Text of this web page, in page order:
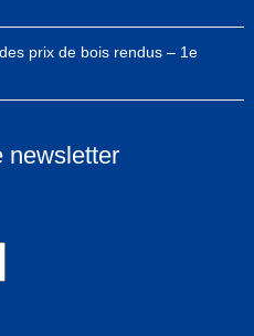
prix de bois rendus – 1e
newsletter